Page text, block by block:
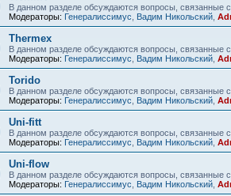
В данном разделе обсуждаются вопросы, связанные
Модераторы: Генералиссимус Вадим Никольский
Thermex
В данном разделе обсуждаются вопросы, связанные
Модераторы: Генералиссимус Вадим Никольский
Torido
В данном разделе обсуждаются вопросы, связанные
Модераторы: Генералиссимус Вадим Никольский
Uni-fitt
В данном разделе обсуждаются вопросы, связанные с
Модераторы: Генералиссимус Вадим Никольский
Uni-flow
В данном разделе обсуждаются вопросы, связанные с
Модераторы: Генералиссимус Вадим Никольский